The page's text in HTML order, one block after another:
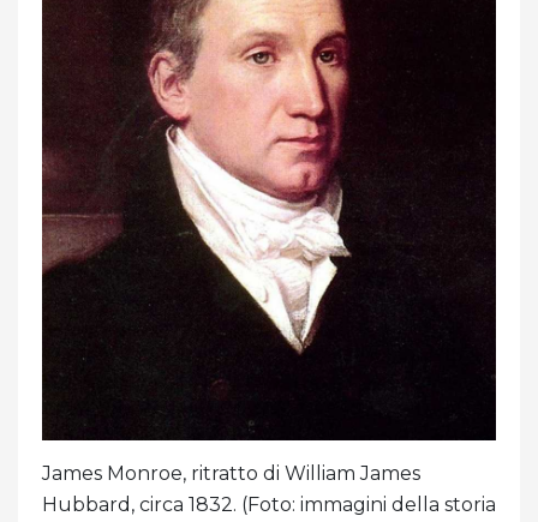
James Monroe, ritratto di William James
Hubbard, circa 1832. (Foto: immagini della storia